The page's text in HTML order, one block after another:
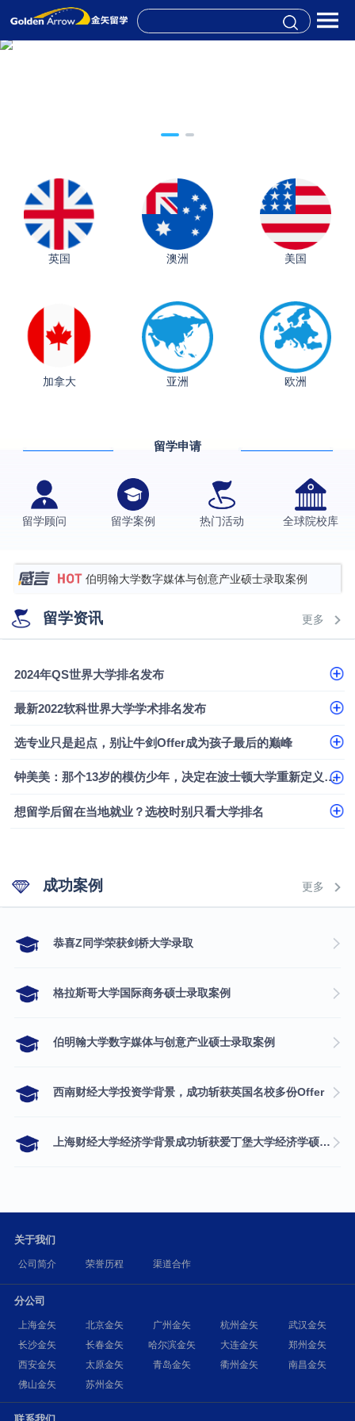
英国 澳洲 美国
加拿大 亚洲 欧洲
留学申请
留学顾问 留学案例 热门活动 全球院校库
从上海财大2+2到谢菲尔德：低均分逆袭QS百强金
融会计硕士实录
​恭喜Z同学荣获剑桥大学录取
伯明翰大学数字媒体与创意产业硕士录取案例
西南财经大学投资学背景，成功斩获英国名校多份
Offer
上海财经大学经济学背景成功斩获爱丁堡大学经济学
数学背景的他，靠“供应链”故事敲开哥大、宾大之门
从上海财大2+2到谢菲尔德：低均分逆袭QS百强金
融会计硕士实录
从上海财大2+2到谢菲尔德：低均分逆袭QS百强金
融会计硕士实录
​恭喜Z同学荣获剑桥大学录取
留学资讯 更多
2024年QS世界大学排名发布
最新2022软科世界大学学术排名发布
选专业只是起点，别让牛剑Offer成为孩子最后的巅峰
钟美美：那个13岁的模仿少年，决定在波士顿大学重新定义自己
想留学后留在当地就业？选校时别只看大学排名
成功案例 更多
​恭喜Z同学荣获剑桥大学录取
格拉斯哥大学国际商务硕士录取案例
伯明翰大学数字媒体与创意产业硕士录取案例
西南财经大学投资学背景，成功斩获英国名校多份Offer
上海财经大学经济学背景成功斩获爱丁堡大学经济学硕士录取
关于我们
公司简介 荣誉历程 渠道合作
分公司
上海金矢 北京金矢 广州金矢 杭州金矢
武汉金矢
长沙金矢
长春金矢 哈尔滨金矢 大连金矢
郑州金矢
西安金矢
太原金矢 青岛金矢 衢州金矢
南昌金矢
佛山金矢
苏州金矢